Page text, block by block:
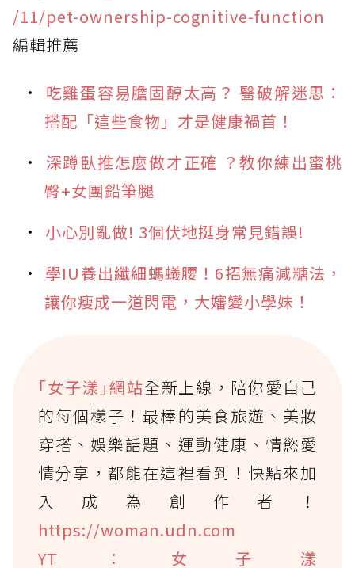
/11/pet-ownership-cognitive-function
編輯推薦
吃雞蛋容易膽固醇太高？ 醫破解迷思：
搭配「這些食物」才是健康禍首！
深蹲臥推怎麼做才正確 ？教你練出蜜桃
臀+女團鉛筆腿
小心別亂做! 3個伏地挺身常見錯誤!
學IU養出纖細螞蟻腰！6招無痛減糖法，
讓你瘦成一道閃電，大嬸變小學妹！
｢女子漾｣網站全新上線，陪你愛自己
的每個樣子！最棒的美食旅遊、美妝
穿搭、娛樂話題、運動健康、情慾愛
情分享，都能在這裡看到！快點來加
入成為創作者！
https://woman.udn.com
YT：女子漾